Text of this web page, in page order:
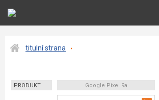
titulní strana
PRODUKT Google Pixel 9a